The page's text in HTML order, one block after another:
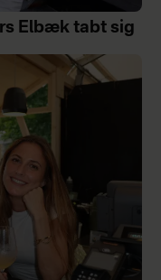
Elbæk tabt sig